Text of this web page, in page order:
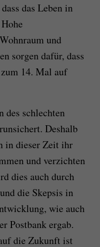
das Leben in
und
sorgen dafür, dass
14. Mal auf
des schlechten
Deshalb
in dieser Zeit ihr
und verzichten
dies auch durch
die Skepsis in
wie auch
Postbank ergab.
die Zukunft ist